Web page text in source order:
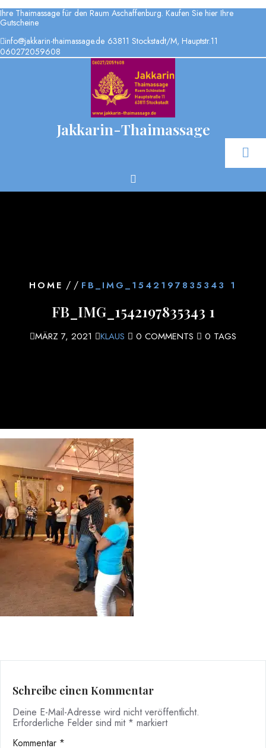
Ihre Thaimassage für den Raum Aschaffenburg. Kaufen Sie hier Ihre
Gutscheine
info@jakkarin-thaimassage.de 63811 Stockstadt/M, Hauptstr.11
060272059608
Jakkarin-Thaimassage
HOME / / FB_IMG_1542197835343 1
FB_IMG_1542197835343 1
MÄRZ 7, 2021 KLAUS 0 COMMENTS 0 TAGS
Schreibe einen Kommentar
Deine E-Mail-Adresse wird nicht veröffentlicht.
Erforderliche Felder sind mit * markiert
Kommentar *